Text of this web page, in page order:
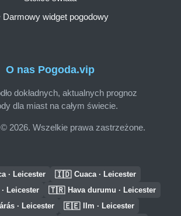
O nas Pogoda.vip
dokładnych, aktualnych prognoz
dla miast na całym świecie.
2026. Wszelkie prawa zastrzeżone.
Darmowy widget pogodowy
· Leicester 🇮🇩 Cuaca · Leicester
Leicester 🇹🇷 Hava durumu · Leicester
· Leicester 🇪🇪 Ilm · Leicester